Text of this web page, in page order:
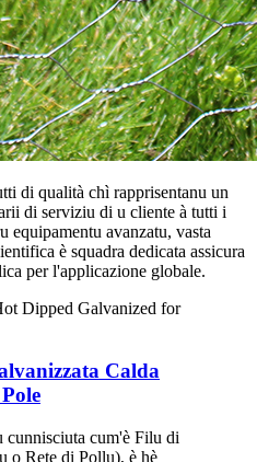
di qualità chì rapprisentanu un
di serviziu di u cliente à tutti i
avanzatu, vasta
è squadra dedicata assicura
per l'applicazione globale.
Calda
cunnisciuta cum'è Filu di
o Rete di Pollu), è hè